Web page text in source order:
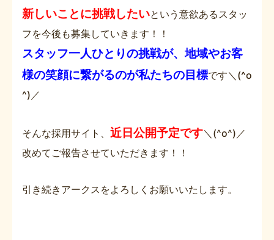
新しいことに挑戦したいという意欲あるスタッ
フを今後も募集していきます！！
スタッフ一人ひとりの挑戦が、地域やお客
様の笑顔に繋がるのが私たちの目標です＼(^o
^)／
そんな採用サイト、 近日公開予定です＼(^o^)／
改めてご報告させていただきます！！
引き続きアークスをよろしくお願いいたします。